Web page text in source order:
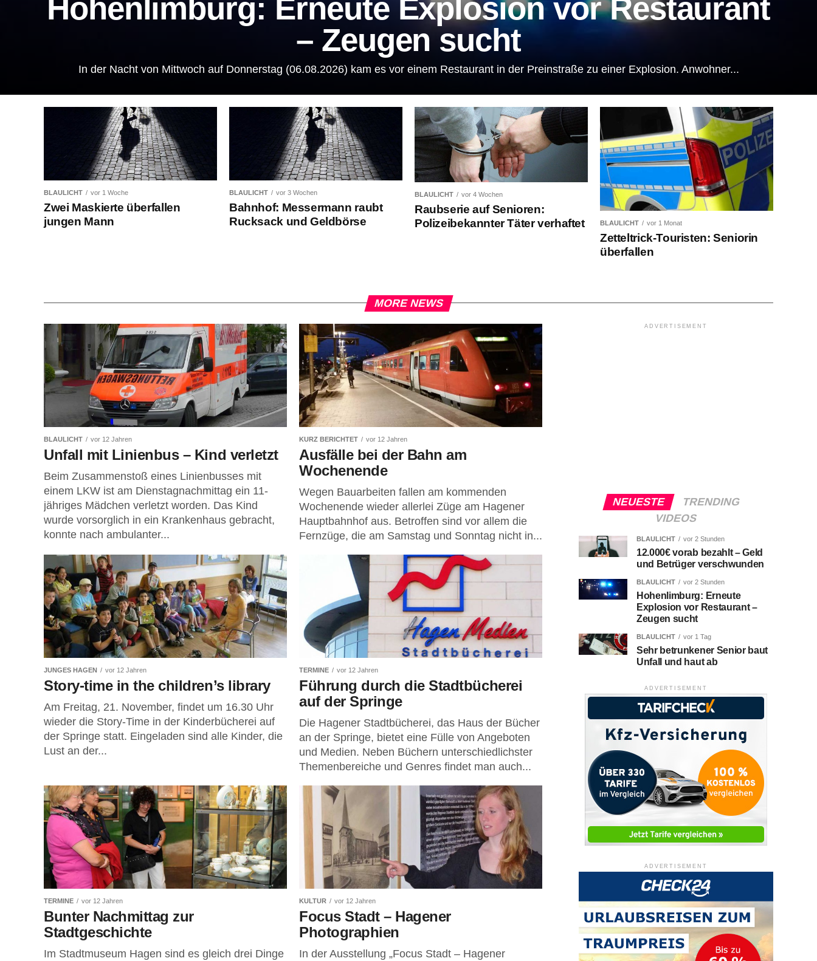
Hohenlimburg: Erneute Explosion vor Restaurant
– Zeugen sucht
In der Nacht von Mittwoch auf Donnerstag (06.08.2026) kam es vor einem Restaurant in der Preinstraße zu einer Explosion. Anwohner...
BLAULICHT vor 1 Woche
Zwei Maskierte überfallen
jungen Mann
BLAULICHT vor 3 Wochen
Bahnhof: Messermann raubt
Rucksack und Geldbörse
BLAULICHT vor 4 Wochen
Raubserie auf Senioren:
Polizeibekannter Täter verhaftet
BLAULICHT vor 1 Monat
Zetteltrick-Touristen: Seniorin
überfallen
MORE NEWS
BLAULICHT vor 12 Jahren
Unfall mit Linienbus – Kind verletzt
Beim Zusammenstoß eines Linienbusses mit
einem LKW ist am Dienstagnachmittag ein 11-
jähriges Mädchen verletzt worden. Das Kind
wurde vorsorglich in ein Krankenhaus gebracht,
konnte nach ambulanter...
KURZ BERICHTET vor 12 Jahren
Ausfälle bei der Bahn am
Wochenende
Wegen Bauarbeiten fallen am kommenden
Wochenende wieder allerlei Züge am Hagener
Hauptbahnhof aus. Betroffen sind vor allem die
Fernzüge, die am Samstag und Sonntag nicht in...
JUNGES HAGEN vor 12 Jahren
Story-time in the children’s library
Am Freitag, 21. November, findet um 16.30 Uhr
wieder die Story-Time in der Kinderbücherei auf
der Springe statt. Eingeladen sind alle Kinder, die
Lust an der...
TERMINE vor 12 Jahren
Führung durch die Stadtbücherei
auf der Springe
Die Hagener Stadtbücherei, das Haus der Bücher
an der Springe, bietet eine Fülle von Angeboten
und Medien. Neben Büchern unterschiedlichster
Themenbereiche und Genres findet man auch...
TERMINE vor 12 Jahren
Bunter Nachmittag zur
Stadtgeschichte
Im Stadtmuseum Hagen sind es gleich drei Dinge
KULTUR vor 12 Jahren
Focus Stadt – Hagener
Photographien
In der Ausstellung „Focus Stadt – Hagener
ADVERTISEMENT
NEUESTE
TRENDING
VIDEOS
BLAULICHT vor 2 Stunden
12.000€ vorab bezahlt – Geld
und Betrüger verschwunden
BLAULICHT vor 2 Stunden
Hohenlimburg: Erneute
Explosion vor Restaurant –
Zeugen sucht
BLAULICHT vor 1 Tag
Sehr betrunkener Senior baut
Unfall und haut ab
ADVERTISEMENT
ADVERTISEMENT